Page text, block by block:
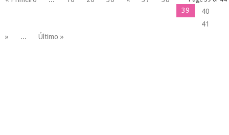
39
40
41
»
... Último »